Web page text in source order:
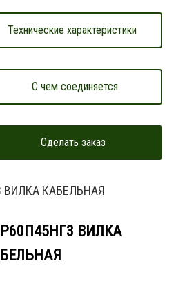
Технические характеристики
С чем соединяется
Сделать заказ
ВИЛКА КАБЕЛЬНАЯ
ВИЛКА